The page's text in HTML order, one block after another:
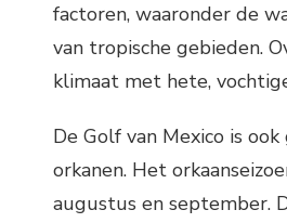
factoren, waaronder de
van tropische gebieden.
klimaat met hete,
De Golf van Mexico is
orkanen. Het
augustus en september.